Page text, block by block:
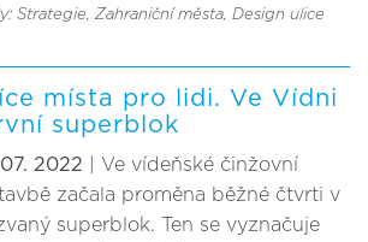
Strategie, Zahraniční města, Design ulice
místa pro lidi. Ve Vídni
superblok
2022 | Ve vídeňské činžovní
začala proměna běžné čtvrti v
superblok. Ten se vyznačuje